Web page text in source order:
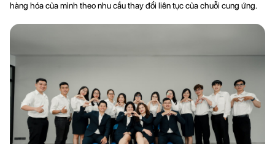
hàng hóa của mình theo nhu cầu thay đổi liên tục của chuỗi cung ứng.